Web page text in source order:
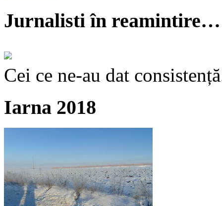
Jurnalisti în reamintire…
Cei ce ne-au dat
Iarna 2018